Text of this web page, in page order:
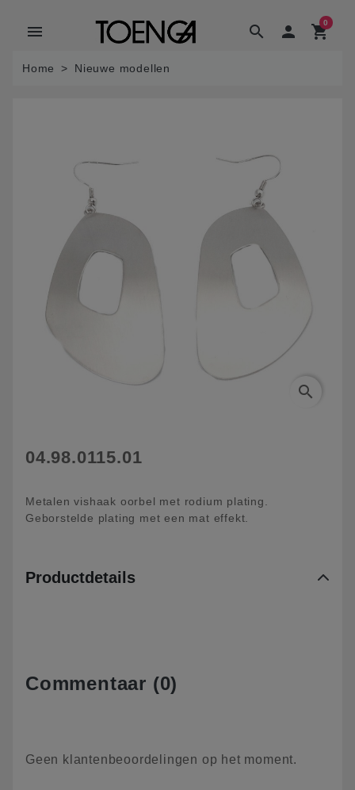
search
menu  shopping_cart
0
Home Nieuwe modellen
search
04.98.0115.01
Metalen vishaak oorbel met rodium plating.
Geborstelde plating met een mat effekt.
Productdetails
Commentaar (0)
Geen klantenbeoordelingen op het moment.